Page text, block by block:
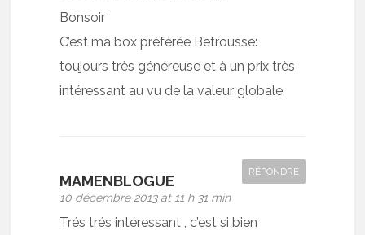
Bonsoir
C’est ma box préférée Betrousse:
toujours très généreuse et à un prix très
intéressant au vu de la valeur globale.
MAMENBLOGUE
10 décembre 2013 at 11 h 31 min
RÉPONDRE
Trés trés intéressant , c’est si bien